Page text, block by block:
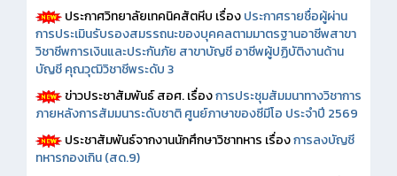
ประกาศวิทยาลัยเทคนิคสัตหีบ เรื่องประกาศรายชื่อผู้ผ่าน
การประเมินรับรองสมรรถนะของบุคคลตามมาตรฐานอาชีพสาขา
วิชาชีพการเงินและประกันภัย สาขาบัญชี อาชีพผู้ปฏิบัติงานด้าน
บัญชี คุณวุฒิวิชาชีพระดับ 3
ข่าวประชาสัมพันธ์ สอศ.เรื่องการประชุมสัมมนาทางวิชาการ
ภายหลังการสัมมนาระดับชาติ ศูนย์ภาษาของซีมีโอ ประจำปี 2569
ประชาสัมพันธ์จากงานนักศึกษาวิชาทหาร เรื่องการลงบัญชี
ทหารกองเกิน (สด.9)